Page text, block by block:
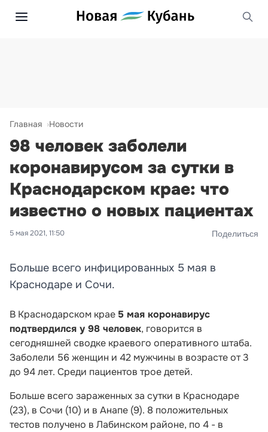
Главная Новости
98 человек заболели
коронавирусом за сутки в
Краснодарском крае: что
известно о новых пациентах
5 мая 2021, 11:50 Поделиться
Больше всего инфицированных 5 мая в
Краснодаре и Сочи.
В Краснодарском крае 5 мая коронавирус
подтвердился у 98 человек, говорится в
сегодняшней сводке краевого оперативного штаба.
Заболели 56 женщин и 42 мужчины в возрасте от 3
до 94 лет. Среди пациентов трое детей.
Больше всего зараженных за сутки в Краснодаре
(23), в Сочи (10) и в Анапе (9). 8 положительных
тестов получено в Лабинском районе, по 4 - в